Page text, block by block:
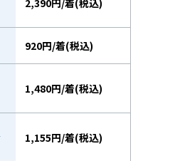
920円/着(税込)
1,480円/着(税込)
1,155円/着(税込)